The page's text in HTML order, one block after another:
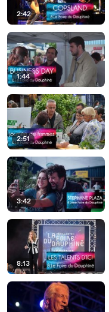
2:42
1:44
2:51
3:42
8:13